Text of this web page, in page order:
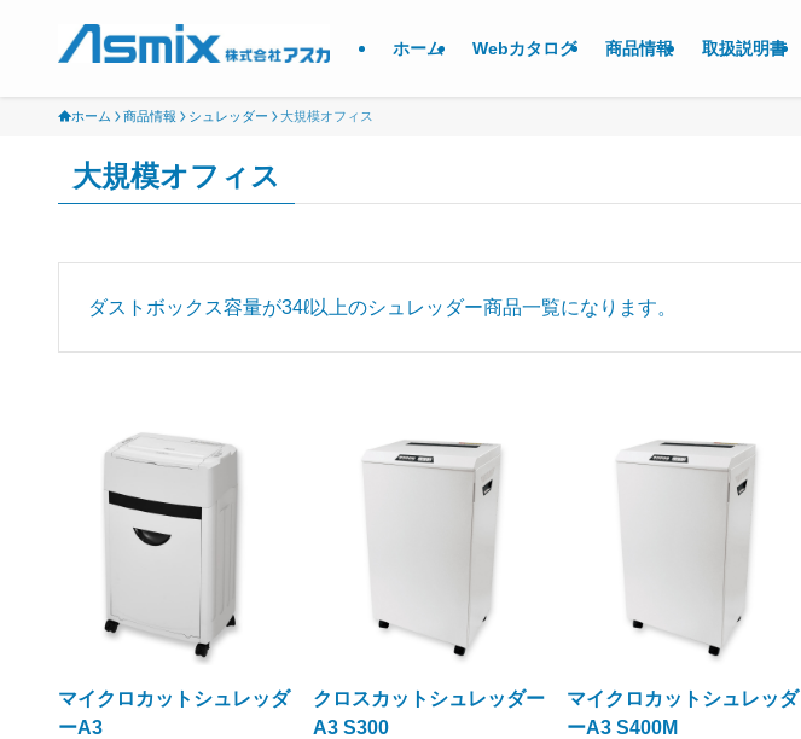
ホーム Webカタログ 商品情報 取扱説明書
ホーム 商品情報 シュレッダー 大規模オフィス
大規模オフィス
ダストボックス容量が34ℓ以上のシュレッダー商品一覧になります。
マイクロカットシュレッダ
ーA3
クロスカットシュレッダー
A3 S300
マイクロカットシュレッダ
ーA3 S400M